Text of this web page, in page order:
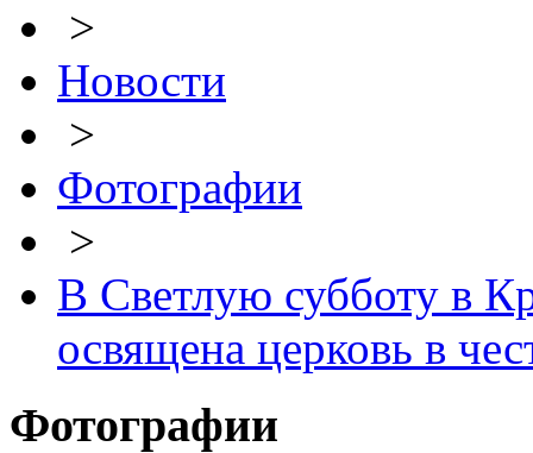
>
Новости
>
Фотографии
>
В Светлую субботу в
освящена церковь в
Фотографии